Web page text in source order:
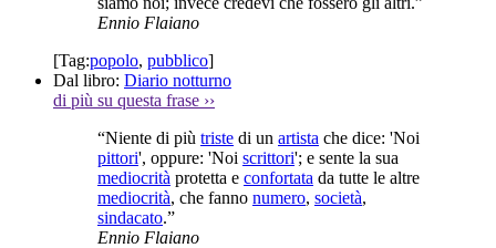
Ennio Flaiano
[Tag:popolo, pubblico]
Dal libro: Diario notturno
di più su questa frase ››
“Niente di più triste di un artista che dice: 'Noi
pittori', oppure: 'Noi scrittori'; e sente la sua
mediocrità protetta e confortata da tutte le altre
mediocrità, che fanno numero, società,
sindacato.”
Ennio Flaiano